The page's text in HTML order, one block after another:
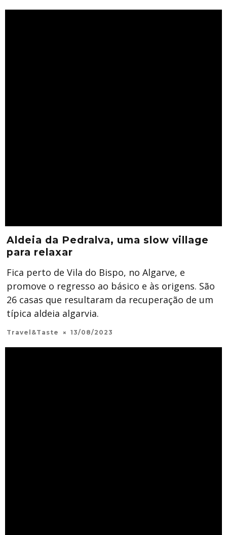
Aldeia da Pedralva, uma slow village
para relaxar
Fica perto de Vila do Bispo, no Algarve, e
promove o regresso ao básico e às origens. São
26 casas que resultaram da recuperação de um
típica aldeia algarvia.
Travel&Taste 13/08/2023